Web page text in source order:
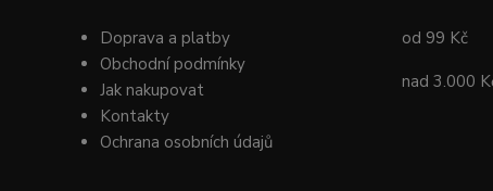
Doprava a platby
Obchodní podmínky
Jak nakupovat
Kontakty
Ochrana osobních údajů
od 99 Kč
nad 3.000